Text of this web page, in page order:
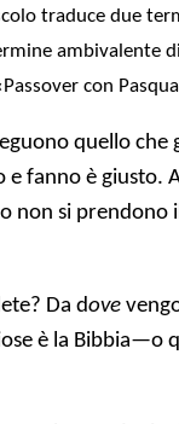
traduce due
ambivalente
con
quello che
e fanno è giusto.
non si
Da dove
è la Bibbia—o